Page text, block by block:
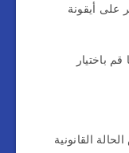
على أيقونة
باختيار
القانونية